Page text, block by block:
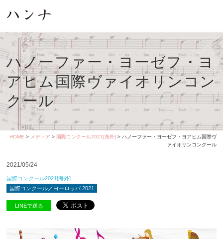
ハノーファー・ヨーゼフ・ヨ
アヒム国際ヴァイオリンコン
クール
HOME > メディア > 国際コンクール2021[海外] > ハノーファー・ヨーゼフ・ヨアヒム国際ヴ
ァイオリンコンクール
2021/05/24
国際コンクール2021[海外]
国際コンクール／ヨーロッパ 2021
LINEで送る